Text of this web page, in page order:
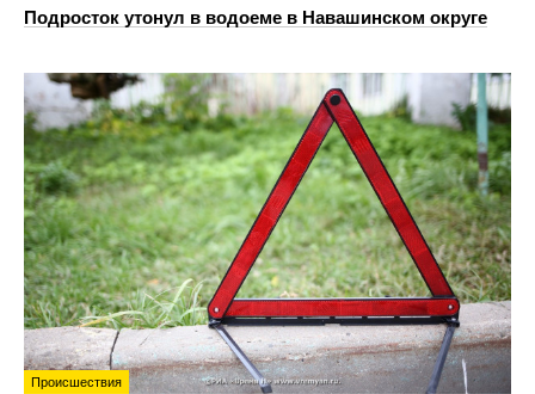
Подросток утонул в водоеме в Навашинском округе
Происшествия